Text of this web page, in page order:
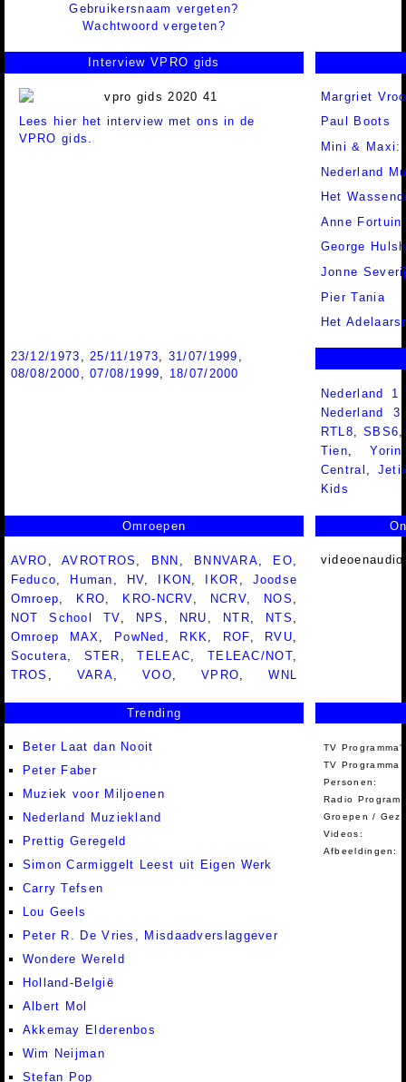
Gebruikersnaam vergeten?
Wachtwoord vergeten?
Interview VPRO gids
Lees hier het interview met ons in de
VPRO gids.
Margriet
Paul Boots
Mini & Maxi:
Nederland
Het
Anne Fortuin
George
Jonne
Pier Tania
Het
23/12/1973 ,25/11/1973, 31/07/1999 ,
08/08/2000 ,07/08/1999, 18/07/2000
Nederland
Nederland
RTL8 ,SBS6
Tien ,Yorin
Central
Kids
Omroepen
AVRO ,AVROTROS , BNN , BNNVARA, EO,
Feduco, Human , HV, IKON , IKOR , Joodse
Omroep, KRO, KRO-NCRV, NCRV, NOS ,
NOT School TV, NPS , NRU , NTR, NTS ,
Omroep MAX, PowNed , RKK, ROF, RVU,
Socutera, STER ,TELEAC, TELEAC/NOT,
TROS , VARA,VOO,VPRO,WNL
Trending
Beter Laat dan Nooit
Peter Faber
Muziek voor Miljoenen
Nederland Muziekland
Prettig Geregeld
Simon Carmiggelt Leest uit Eigen Werk
Carry Tefsen
Lou Geels
Peter R. De Vries, Misdaadverslaggever
Wondere Wereld
Holland-België
Albert Mol
Akkemay Elderenbos
Wim Neijman
Stefan Pop
TV
TV Programma
Personen:
Radio
Groepen /
Videos:
Afbeeldingen: